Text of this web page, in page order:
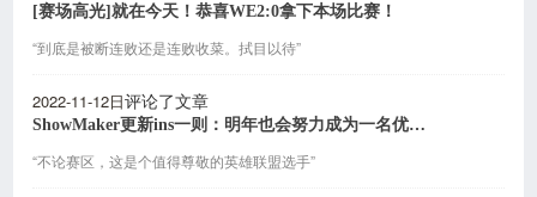
[赛场高光]就在今天！恭喜WE2:0拿下本场比赛！
“到底是被断连败还是连败收菜。拭目以待”
2022-11-12日评论了文章
ShowMaker更新ins一则：明年也会努力成为一名优秀的职业选手
“不论赛区，这是个值得尊敬的英雄联盟选手”